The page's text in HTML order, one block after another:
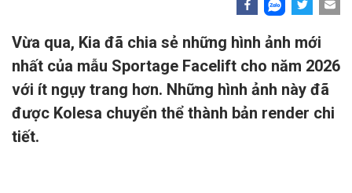
Vừa qua, Kia đã chia sẻ những hình ảnh mới
nhất của mẫu Sportage Facelift cho năm 2026
với ít ngụy trang hơn. Những hình ảnh này đã
được Kolesa chuyển thể thành bản render chi
tiết.